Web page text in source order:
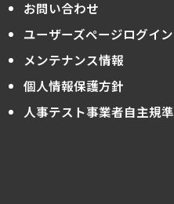
お問い合わせ
ユーザーズページログイン
メンテナンス情報
個人情報保護方針
人事テスト事業者自主規準